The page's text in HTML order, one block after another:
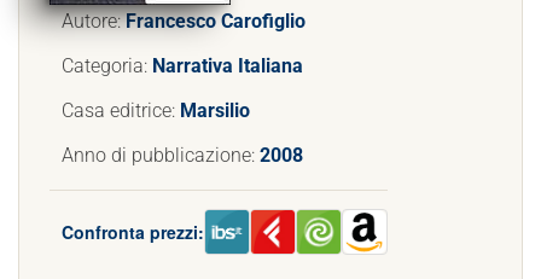
Autore:Francesco Carofiglio
Categoria: Narrativa Italiana
Casa editrice: Marsilio
Anno di pubblicazione: 2008
Confronta prezzi: